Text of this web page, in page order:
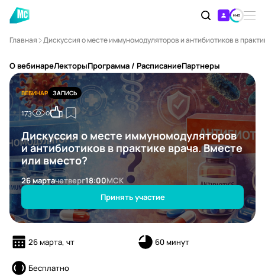
Главная Дискуссия о месте иммуномодуляторов и антибиотиков в
О вебинареЛекторыПрограмма / РасписаниеПартнеры
ВЕБИНАР ЗАПИСЬ
173 0
Дискуссия о месте иммуномодуляторов
и антибиотиков в практике врача. Вместе
или вместо?
26 мартачетверг18:00МСК
Принять участие
26 марта, чт 60 минут
Бесплатно